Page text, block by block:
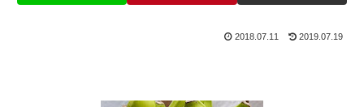
2018.07.11 2019.07.19